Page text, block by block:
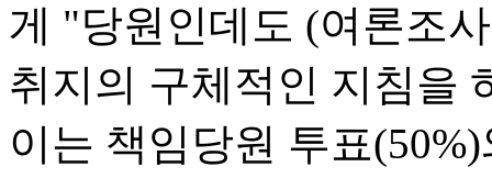
게 "당원인데도 (여론조
취지의 구체적인 지침을
이는 책임당원 투표